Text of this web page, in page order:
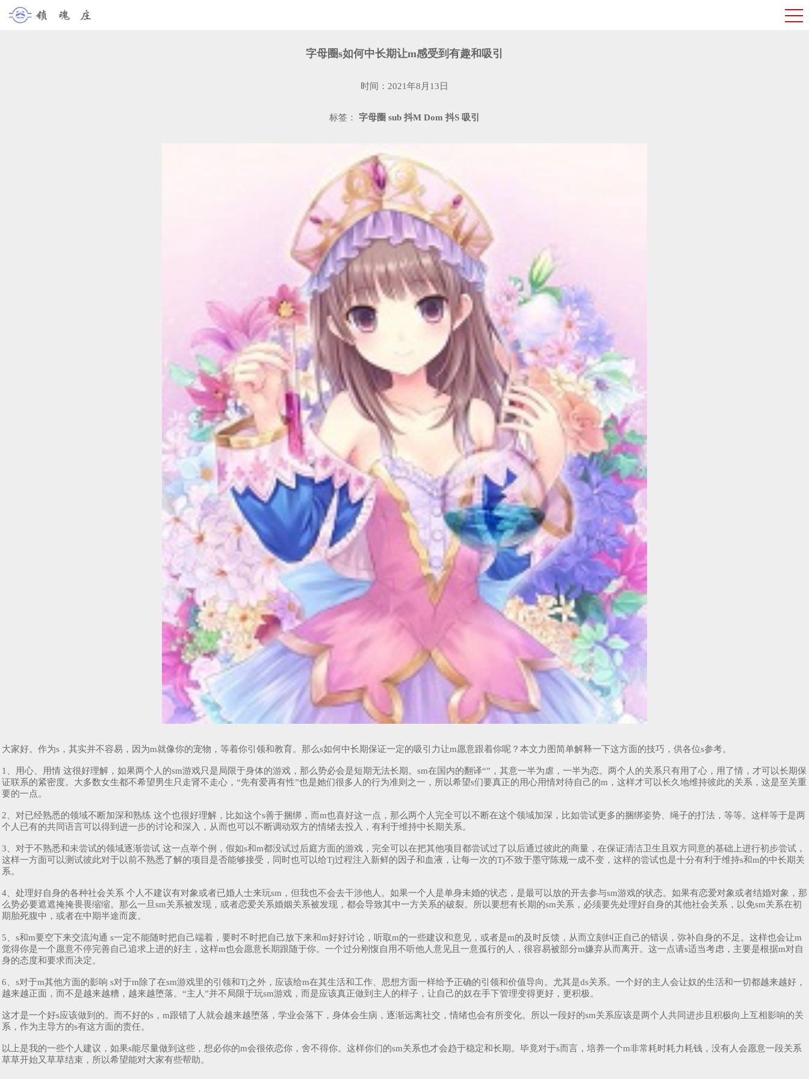
字母圈s如何中长期让m感受到有趣和吸引
时间：2021年8月13日
标签： 字母圈 sub 抖M Dom 抖S 吸引
大家好。作为s，其实并不容易，因为m就像你的宠物，等着你引领和教育。那么s如何中长期保证一定的吸引力让m愿意跟着你呢？本文力图简单解释一下这方面的技巧，供各位s参考。
1、用心、用情 这很好理解，如果两个人的sm游戏只是局限于身体的游戏，那么势必会是短期无法长期。sm在国内的翻译“”，其意一半为虐，一半为恋。两个人的关系只有用了心，用了情，才可以长期保
证联系的紧密度。大多数女生都不希望男生只走肾不走心，“先有爱再有性”也是她们很多人的行为准则之一，所以希望s们要真正的用心用情对待自己的m，这样才可以长久地维持彼此的关系，这是至关重
要的一点。
2、对已经熟悉的领域不断加深和熟练 这个也很好理解，比如这个s善于捆绑，而m也喜好这一点，那么两个人完全可以不断在这个领域加深，比如尝试更多的捆绑姿势、绳子的打法，等等。这样等于是两
个人已有的共同语言可以得到进一步的讨论和深入，从而也可以不断调动双方的情绪去投入，有利于维持中长期关系。
3、对于不熟悉和未尝试的领域逐渐尝试 这一点举个例，假如s和m都没试过后庭方面的游戏，完全可以在把其他项目都尝试过了以后通过彼此的商量，在保证清洁卫生且双方同意的基础上进行初步尝试，
这样一方面可以测试彼此对于以前不熟悉了解的项目是否能够接受，同时也可以给Tj过程注入新鲜的因子和血液，让每一次的Tj不致于墨守陈规一成不变，这样的尝试也是十分有利于维持s和m的中长期关
系。
4、处理好自身的各种社会关系 个人不建议有对象或者已婚人士来玩sm，但我也不会去干涉他人。如果一个人是单身未婚的状态，是最可以放的开去参与sm游戏的状态。如果有恋爱对象或者结婚对象，那
么势必要遮遮掩掩畏畏缩缩。那么一旦sm关系被发现，或者恋爱关系婚姻关系被发现，都会导致其中一方关系的破裂。所以要想有长期的sm关系，必须要先处理好自身的其他社会关系，以免sm关系在初
期胎死腹中，或者在中期半途而废。
5、s和m要空下来交流沟通 s一定不能随时把自己端着，要时不时把自己放下来和m好好讨论，听取m的一些建议和意见，或者是m的及时反馈，从而立刻纠正自己的错误，弥补自身的不足。这样也会让m
觉得你是一个愿意不停完善自己追求上进的好主，这样m也会愿意长期跟随于你。一个过分刚愎自用不听他人意见且一意孤行的人，很容易被部分m嫌弃从而离开。这一点请s适当考虑，主要是根据m对自
身的态度和要求而决定。
6、s对于m其他方面的影响 s对于m除了在sm游戏里的引领和Tj之外，应该给m在其生活和工作、思想方面一样给予正确的引领和价值导向。尤其是ds关系。一个好的主人会让奴的生活和一切都越来越好，
越来越正面，而不是越来越糟，越来越堕落。“主人”并不局限于玩sm游戏，而是应该真正做到主人的样子，让自己的奴在手下管理变得更好，更积极。
这才是一个好s应该做到的。而不好的s，m跟错了人就会越来越堕落，学业会落下，身体会生病，逐渐远离社交，情绪也会有所变化。所以一段好的sm关系应该是两个人共同进步且积极向上互相影响的关
系，作为主导方的s有这方面的责任。
以上是我的一些个人建议，如果s能尽量做到这些，想必你的m会很依恋你，舍不得你。这样你们的sm关系也才会趋于稳定和长期。毕竟对于s而言，培养一个m非常耗时耗力耗钱，没有人会愿意一段关系
草草开始又草草结束，所以希望能对大家有些帮助。